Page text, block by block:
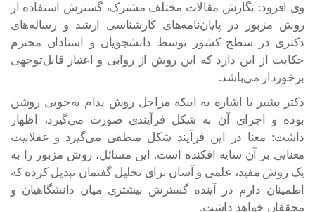
وی افزود: نگارش مقالات مختلف مشترک، گسترش استفاده از
روش مزبور در پایان‌نامه‌های کارشناسی ارشد و رساله‌های
دکتری در سطح کشور توسط دانشجویان و استادان محترم
حکایت از این دارد که این روش از روایی و اعتبار قابل‌توجهی
برخوردار می‌باشد.
دکتر بشیر با اشاره به اینکه مراحل روش پدام به‌خوبی روشن
بوده و اجرای آن به شکل فرآیندی صورت می‌گیرد، اظهار
داشت: معنا در این فرآیند شکل منطقی می‌گیرد و عقلانیت
معنایی بر آن سایه افکنده است. این مسائل، روش مزبور را به
یک روش مفید، علمی و آسان برای تحلیل گفتمان تبدیل کرده که
اطمینان دارم در آینده گسترش بیشتری میان دانشگاهیان و
محققان خواهد داشت.